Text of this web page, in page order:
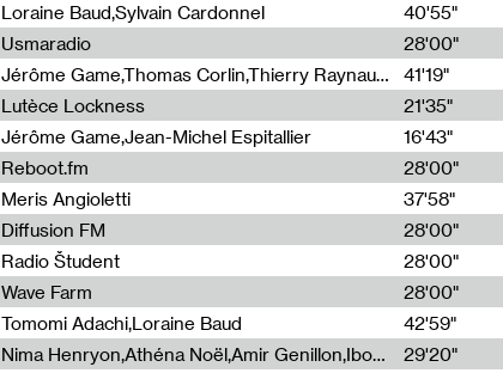
Loraine Baud,Sylvain Cardonnel
40'55"
Usmaradio 28'00"
Jérôme Game,Thomas Corlin,Thierry Raynaud,Hubert Colas
41'19"
Lutèce Lockness
21'35"
Jérôme Game,Jean-Michel Espitallier
16'43"
Reboot.fm 28'00"
Meris Angioletti 37'58"
Diffusion FM 28'00"
Radio Študent 28'00"
Wave Farm 28'00"
Tomomi Adachi,Loraine Baud
42'59"
Nima Henryon,Athéna Noël,Amir Genillon,Ibourayane Ahmadi,Manelle Cherrih,Honorine Gibello,John Weeber,Manon Joseph
29'20"